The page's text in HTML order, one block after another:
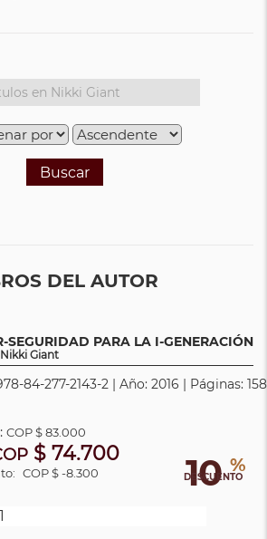
Buscar
DEL AUTOR
SEGURIDAD PARA LA I-GENERACIÓN
Giant
84-277-2143-2 | Año: 2016 | Páginas: 158
10 %
DESCUENTO
COP$ 83.000
$ 74.700
COP $ -8.300